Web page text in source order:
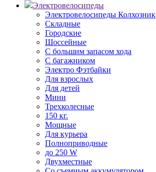
Электровелосипеды
Электровелосипеды Колхозник
Складные
Городские
Шоссейные
С большим запасом хода
С багажником
Электро Фэтбайки
Для взрослых
Для детей
Мини
Трехколесные
150 кг.
Мощные
Для курьера
Полноприводные
до 250 W
Двухместные